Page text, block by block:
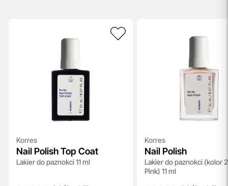
Korres
Nail Polish Top Coat
Lakier do paznokci 11 ml
Korres
Nail Polish
Lakier do paznokci (kolor
Pink) 11 ml